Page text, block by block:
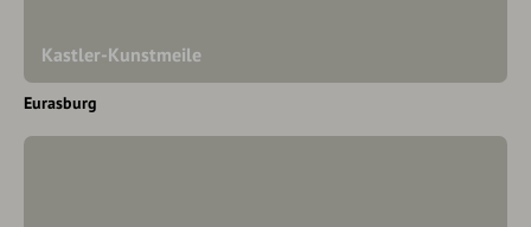
Kastler-Kunstmeile
Eurasburg